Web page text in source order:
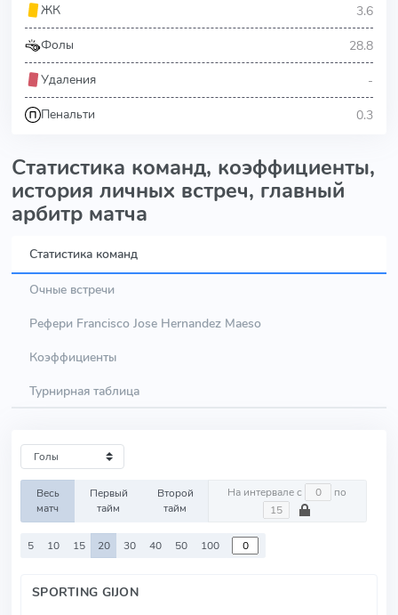
ЖК
3.6
Фолы 28.8
Удаления -
Пенальти 0.3
Статистика команд, коэффициенты,
история личных встреч, главный
арбитр матча
Статистика команд
Очные встречи
Рефери Francisco Jose Hernandez Maeso
Коэффициенты
Турнирная таблица
Весь
матч
Первый
тайм
Второй
тайм
На интервале с по
5 10 15 20 30 40 50 100
SPORTING GIJON